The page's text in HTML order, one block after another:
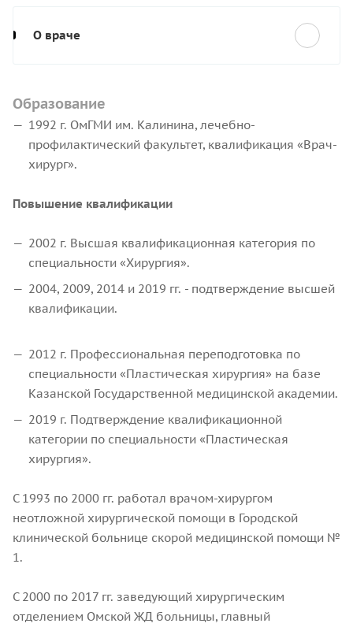
О враче
Образование
1992 г. ОмГМИ им. Калинина, лечебно-
профилактический факультет, квалификация «Врач-
хирург».
Повышение квалификации
2002 г. Высшая квалификационная категория по
специальности «Хирургия».
2004, 2009, 2014 и 2019 гг. - подтверждение высшей
квалификации.
2012 г. Профессиональная переподготовка по
специальности «Пластическая хирургия» на базе
Казанской Государственной медицинской академии.
2019 г. Подтверждение квалификационной
категории по специальности «Пластическая
хирургия».
С 1993 по 2000 гг. работал врачом-хирургом
неотложной хирургической помощи в Городской
клинической больнице скорой медицинской помощи №
1.
С 2000 по 2017 гг. заведующий хирургическим
отделением Омской ЖД больницы, главный